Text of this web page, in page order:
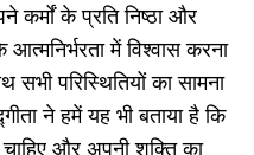
के प्रति निष्ठा और
में विश्वास करना
परिस्थितियों का सामना
ने हमें यह भी बताया है कि
चाहिए और अपनी शक्ति का